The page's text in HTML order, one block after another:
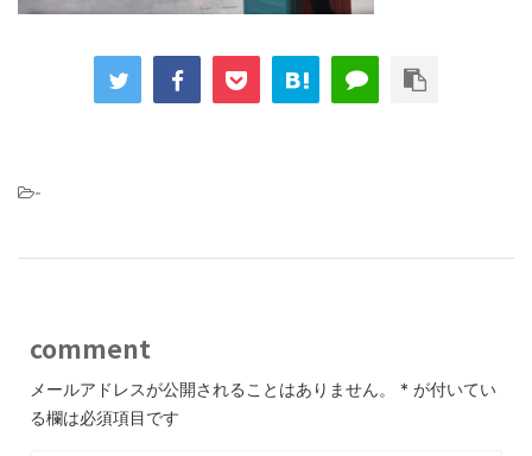
-
comment
メールアドレスが公開されることはありません。 * が付いてい
る欄は必須項目です